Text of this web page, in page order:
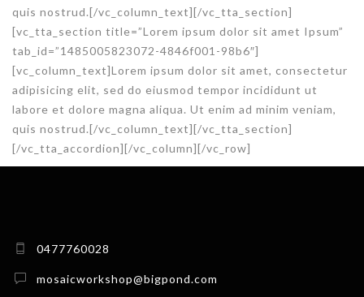
quis nostrud.[/vc_column_text][/vc_tta_section]
[vc_tta_section title=”Lorem ipsum dolor sit amet Ipsum”
tab_id=”1485005823072-4846f001-98b6″]
[vc_column_text]Lorem ipsum dolor sit amet, consectetur
adipisicing elit, sed do eiusmod tempor incididunt ut
labore et dolore magna aliqua. Ut enim ad minim veniam,
quis nostrud.[/vc_column_text][/vc_tta_section]
[/vc_tta_accordion][/vc_column][/vc_row]
0477760028
mosaicworkshop@bigpond.com